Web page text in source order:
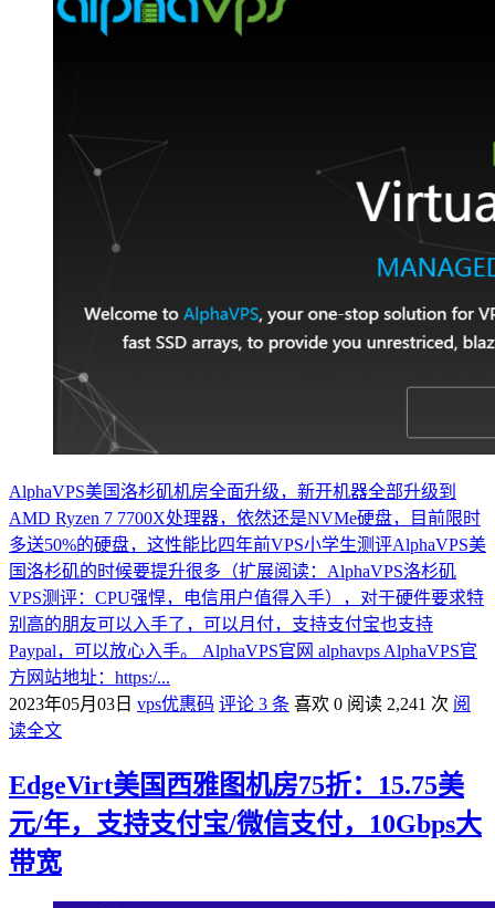
AlphaVPS美国洛杉矶机房全面升级，新开机器全部升级到
AMD Ryzen 7 7700X处理器，依然还是NVMe硬盘，目前限时
多送50%的硬盘，这性能比四年前VPS小学生测评AlphaVPS美
国洛杉矶的时候要提升很多（扩展阅读：AlphaVPS洛杉矶
VPS测评：CPU强悍，电信用户值得入手），对于硬件要求特
别高的朋友可以入手了，可以月付，支持支付宝也支持
Paypal，可以放心入手。 AlphaVPS官网 alphavps AlphaVPS官
方网站地址：https:/...
2023年05月03日 vps优惠码 评论 3 条 喜欢 0 阅读 2,241 次 阅
读全文
EdgeVirt美国西雅图机房75折：15.75美
元/年，支持支付宝/微信支付，10Gbps大
带宽